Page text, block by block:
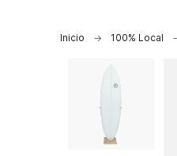
Inicio 100% Local